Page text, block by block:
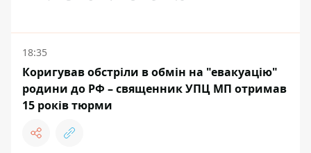
18:35
Коригував обстріли в обмін на "евакуацію"
родини до РФ – священник УПЦ МП отримав
15 років тюрми